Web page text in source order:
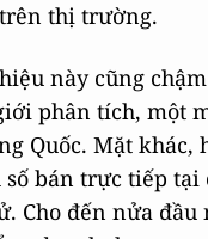
thị trường.
này cũng
phân tích, một
Quốc. Mặt khác,
số bán trực tiếp
Cho đến nửa đầu